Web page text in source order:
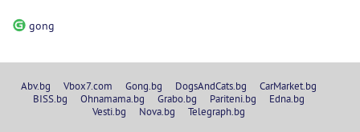
gong
Abv.bg Vbox7.com Gong.bg DogsAndCats.bg
CarMarket.bg
BISS.bg
Ohnamama.bg Grabo.bg Pariteni.bg
Edna.bg
Vesti.bg
Nova.bg Telegraph.bg